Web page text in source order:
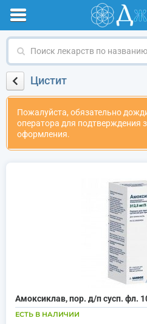
Поиск
по
названиюЦистит
Пожалуйста, обязательно
оператора для подтверждения
оформления.
Амоксиклав, пор. д/п сусп. фл.
ЕСТЬ В НАЛИЧИИ